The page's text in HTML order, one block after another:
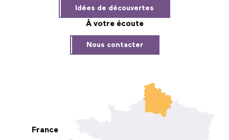
Idées de découvertes
À votre écoute
Nous contacter
France